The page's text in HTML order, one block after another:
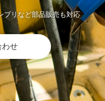
ブリなど部品販売も対応
わせ